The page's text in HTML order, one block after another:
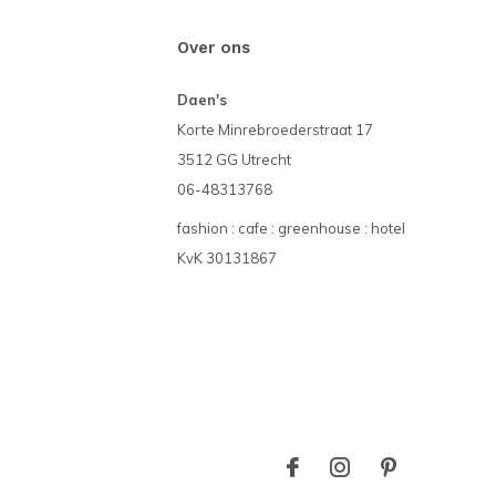
Over ons
Daen's
Korte Minrebroederstraat 17
3512 GG Utrecht
06-48313768
fashion : cafe : greenhouse : hotel
KvK 30131867